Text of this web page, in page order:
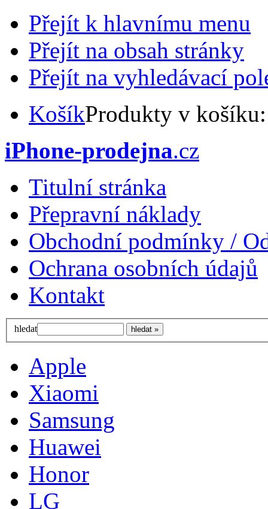
Přejít k hlavnímu menu
Přejít na obsah stránky
Přejít na vyhledávací
KošíkProdukty v
iPhone-prodejna.cz
Titulní stránka
Přepravní náklady
Obchodní podmínky /
Ochrana osobních údajů
Kontakt
hledat
Apple
Xiaomi
Samsung
Huawei
Honor
LG